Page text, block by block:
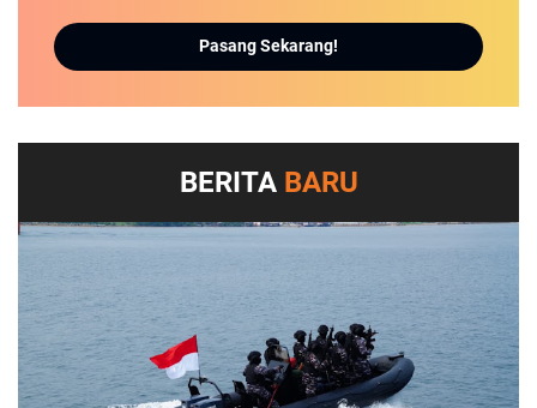
Pasang Sekarang!
BERITA BARU